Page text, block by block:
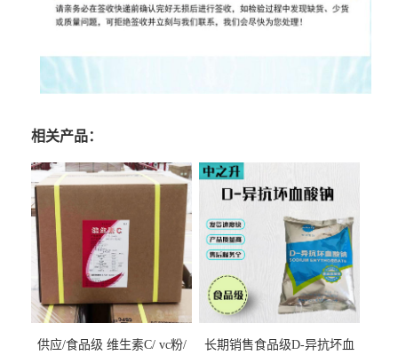
相关产品：
供应/食品级 维生素C/ vc粉/
长期销售食品级D-异抗坏血